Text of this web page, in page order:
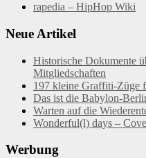
rapedia – HipHop Wiki
Neue Artikel
Historische Dokumente
Mitgliedschaften
197 kleine Graffiti-Züge
Das ist die Babylon-
Warten auf die
Wonderful(l) days –
Werbung